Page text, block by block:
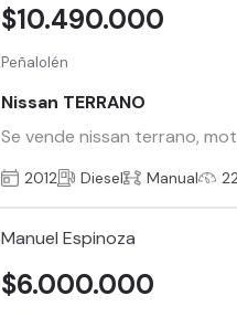
Peñalolén
Nissan TERRANO
Se vende nissan terrano,
$10.490.000
2012 Diesel Manual
Manuel Espinoza
$6.000.000